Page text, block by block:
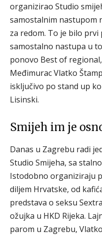
organizirao Studio
samostalnim nastupom
za redom. To je bilo
samostalno nastupa u
ponovo Best of
Međimurac Vlatko
isključivo po stand up
Lisinski.
Smijeh im je
Danas u Zagrebu radi
Studio Smijeha, sa
Istodobno organiziraju
diljem Hrvatske, od
predstava o seksu
ožujka u HKD Rijeka.
parom u Zagrebu,